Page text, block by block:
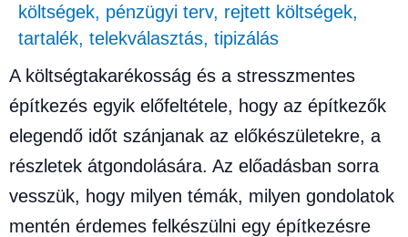
költségek, pénzügyi terv, rejtett költségek,
tartalék, telekválasztás, tipizálás
A költségtakarékosság és a stresszmentes
építkezés egyik előfeltétele, hogy az építkezők
elegendő időt szánjanak az előkészületekre, a
részletek átgondolására. Az előadásban sorra
vesszük, hogy milyen témák, milyen gondolatok
mentén érdemes felkészülni egy építkezésre